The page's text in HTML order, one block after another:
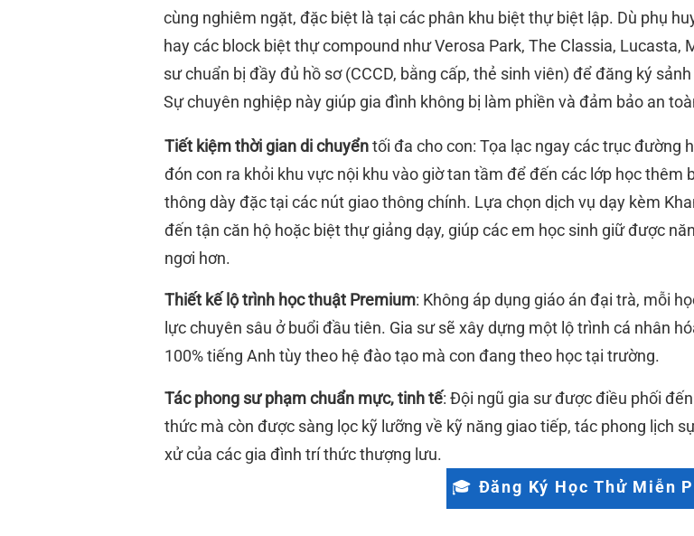
cùng nghiêm ngặt, đặc biệt là tại các phân khu biệt thự biệt lập. Dù phụ
hay các block biệt thự compound như Verosa Park, The Classia,
sư chuẩn bị đầy đủ hồ sơ (CCCD, bằng cấp, thẻ sinh viên) để đăng ký
Sự chuyên nghiệp này giúp gia đình không bị làm phiền và đảm bảo an
Tiết kiệm thời gian di chuyểntối đa cho con: Tọa lạc ngay các trục đường
đón con ra khỏi khu vực nội khu vào giờ tan tầm để đến các lớp học
thông dày đặc tại các nút giao thông chính. Lựa chọn dịch vụ dạy kèm
đến tận căn hộ hoặc biệt thự giảng dạy, giúp các em học sinh giữ được
ngơi hơn.
Thiết kế lộ trình học thuật Premium: Không áp dụng giáo án đại trà, mỗi
lực chuyên sâu ở buổi đầu tiên. Gia sư sẽ xây dựng một lộ trình cá nhân
100% tiếng Anh tùy theo hệ đào tạo mà con đang theo học tại trường.
Tác phong sư phạm chuẩn mực, tinh tế: Đội ngũ gia sư được điều phối
thức mà còn được sàng lọc kỹ lưỡng về kỹ năng giao tiếp, tác phong lịch
xử của các gia đình trí thức thượng lưu.
🎓 Đăng Ký Học Thử Miễn